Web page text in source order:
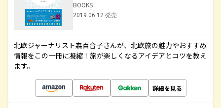
BOOKS
2019.06.12 発売
北欧ジャーナリスト森百合子さんが、北欧旅の魅力やおすすめ
情報をこの一冊に凝縮！旅が楽しくなるアイデアとコツを教え
ます。
詳細を見る